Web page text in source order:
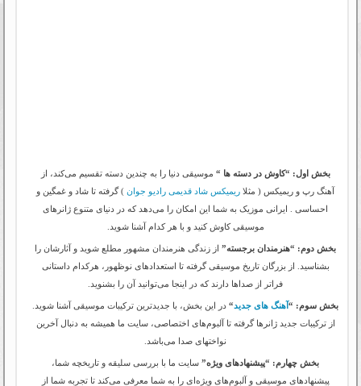
بخش اول: “کاوش در دسته ها “ موسیقی دنیا را به چندین دسته تقسیم می‌کند، از
آهنگ رپ و ریمیکس ( مثلا ریمیکس شاد قدیمی رادیو جوان) گرفته تا شاد و غمگین و
احساسی . ایرانی موزیک به شما این امکان را می‌دهد که در دنیای متنوع ژانرهای
موسیقی کاوش کنید و با هر کدام آشنا شوید.
بخش دوم: “هنرمندان برجسته”از زندگی هنرمندان مشهور مطلع شوید و آثارشان را
بشناسید. از بزرگان تاریخ موسیقی گرفته تا استعدادهای نوظهور، هرکدام داستانی
فراتر از صداها دارند که در اینجا می‌توانید آن را بشنوید.
بخش سوم: “آهنگ های جدید“در این بخش، با جدیدترین ترکیبات موسیقی آشنا شوید.
از ترکیبات جدید ژانرها گرفته تا آلبوم‌های اختصاصی، سایت ما همیشه به دنبال آخرین
نواختهای صدا می‌باشد.
بخش چهارم: “پیشنهادهای ویژه”سایت ما با بررسی سلیقه و تاریخچه شما،
پیشنهادهای موسیقی و آلبوم‌های ویژه‌ای را به شما معرفی می‌کند تا تجربه شما از